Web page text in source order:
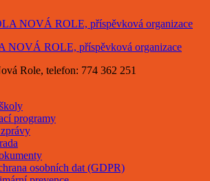
ROLE, příspěvková organizace
Role, telefon: 774 362 251
programy
osobních dat (GDPR)